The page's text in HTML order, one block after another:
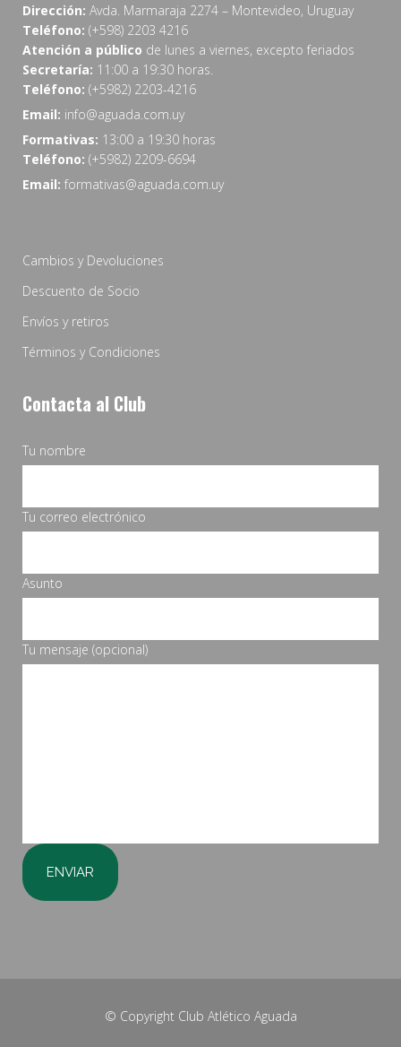
Dirección: Avda. Marmaraja 2274 – Montevideo, Uruguay
Teléfono: (+598) 2203 4216
Atención a público de lunes a viernes, excepto feriados
Secretaría: 11:00 a 19:30 horas.
Teléfono: (+5982) 2203-4216
Email: info@aguada.com.uy
Formativas: 13:00 a 19:30 horas
Teléfono: (+5982) 2209-6694
Email: formativas@aguada.com.uy
Cambios y Devoluciones
Descuento de Socio
Envíos y retiros
Términos y Condiciones
Contacta al Club
Tu nombre
Tu correo electrónico
Asunto
Tu mensaje (opcional)
© Copyright Club Atlético Aguada